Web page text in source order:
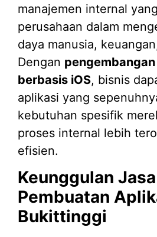
manajemen internal
perusahaan dalam
daya manusia,
Dengan
berbasis iOS, bisnis
aplikasi yang
kebutuhan spesifik
proses internal lebih
efisien.
Keunggulan Jasa
Pembuatan
Bukittinggi